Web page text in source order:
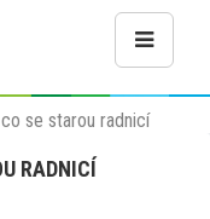
se starou radnicí
RADNICÍ